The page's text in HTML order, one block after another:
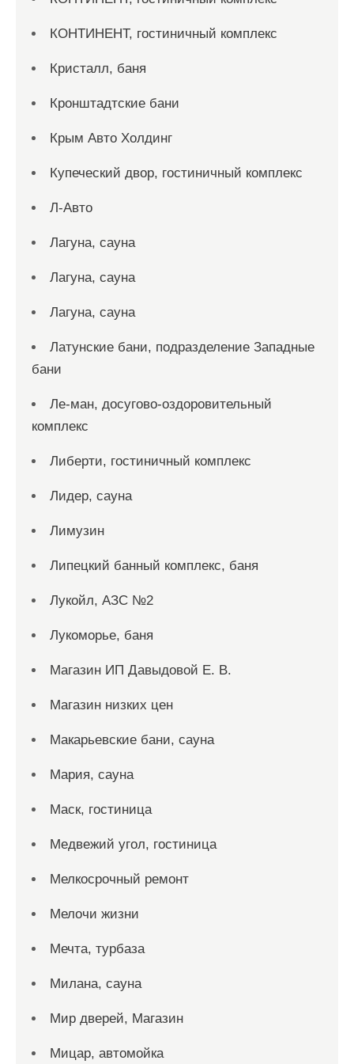
КОНТИНЕНТ, гостиничный комплекс
Кристалл, баня
Кронштадтские бани
Крым Авто Холдинг
Купеческий двор, гостиничный комплекс
Л-Авто
Лагуна, сауна
Лагуна, сауна
Лагуна, сауна
Латунские бани, подразделение Западные
бани
Ле-ман, досугово-оздоровительный
комплекс
Либерти, гостиничный комплекс
Лидер, сауна
Лимузин
Липецкий банный комплекс, баня
Лукойл, АЗС №2
Лукоморье, баня
Магазин ИП Давыдовой Е. В.
Магазин низких цен
Макарьевские бани, сауна
Мария, сауна
Маск, гостиница
Медвежий угол, гостиница
Мелкосрочный ремонт
Мелочи жизни
Мечта, турбаза
Милана, сауна
Мир дверей, Магазин
Мицар, автомойка